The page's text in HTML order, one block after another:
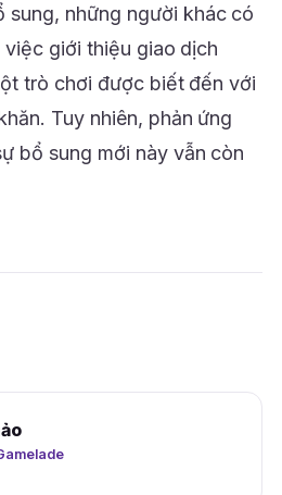
sung, những người khác có
giới thiệu giao dịch
trò chơi được biết đến với
Tuy nhiên, phản ứng
bổ sung mới này vẫn còn